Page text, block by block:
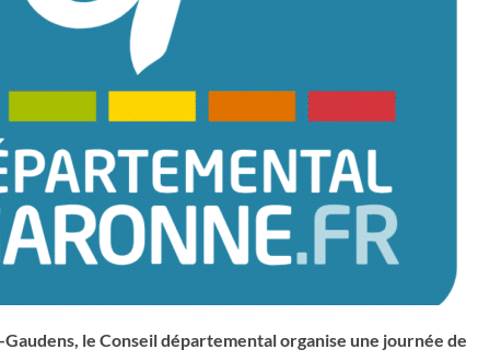
le Conseil départemental organise une journée de